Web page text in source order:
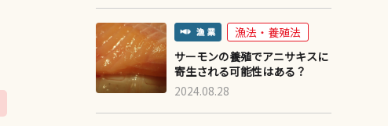
漁法・養殖法
サーモンの養殖でアニサキスに
寄生される可能性はある？
2024.08.28